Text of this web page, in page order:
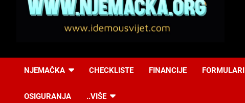
Idemo u Svijet-
NJEMAČKA CHECKLISTE FINANCIJE FORMULARI
OSIGURANJA ..VIŠE